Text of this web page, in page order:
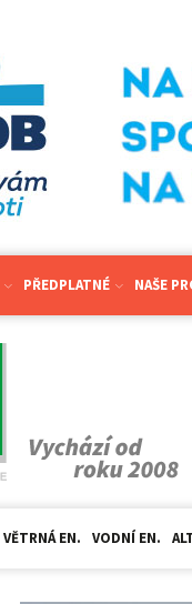
PŘEDPLATNÉ NAŠE
VĚTRNÁ EN. VODNÍ EN.